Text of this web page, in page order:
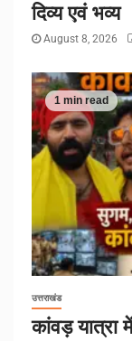
दिव्य एवं भव्य
August 8, 2026
1 min read
उत्तराखंड
कांवड़ यात्रा